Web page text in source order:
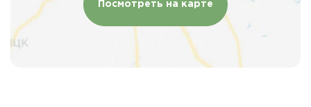
Посмотреть на карте